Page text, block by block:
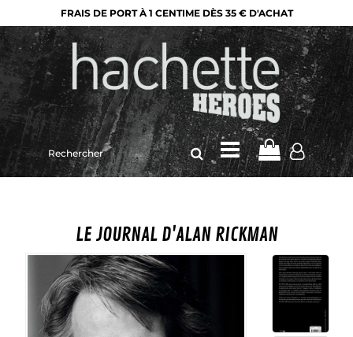
FRAIS DE PORT À 1 CENTIME DÈS 35 € D'ACHAT
Rechercher
sur
le
LE JOURNAL D'ALAN RICKMAN